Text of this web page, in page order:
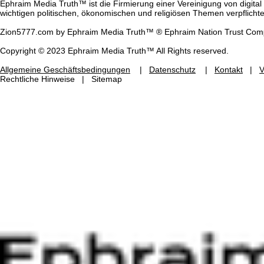
Ephraim Media Truth™ ist die Firmierung einer Vereinigung von
wichtigen politischen, ökonomischen und religiösen Themen
Zion5777.com by Ephraim Media Truth™ ® Ephraim Nation Trust
Copyright © 2023 Ephraim Media Truth™ All Rights reserved.
Allgemeine Geschäftsbedingungen | Datenschutz | Kontakt |
Rechtliche Hinweise | Sitemap